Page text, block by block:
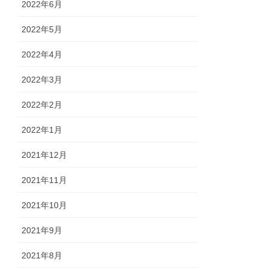
2022年6月
2022年5月
2022年4月
2022年3月
2022年2月
2022年1月
2021年12月
2021年11月
2021年10月
2021年9月
2021年8月